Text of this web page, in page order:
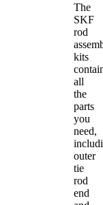
The
SKF
rod
kits
all
the
parts
you
need,
outer
tie
rod
end